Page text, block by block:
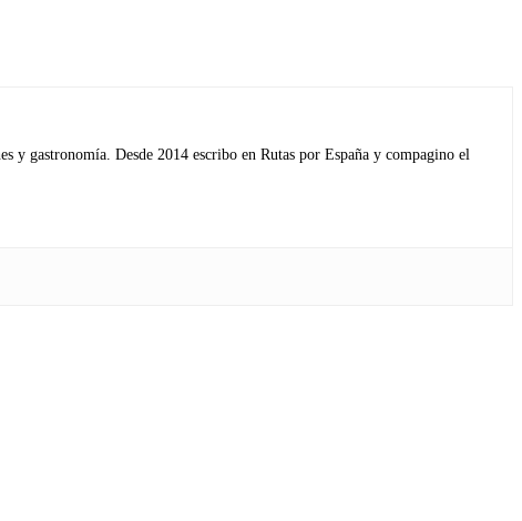
gastronomía. Desde 2014 escribo en Rutas por España y compagino el